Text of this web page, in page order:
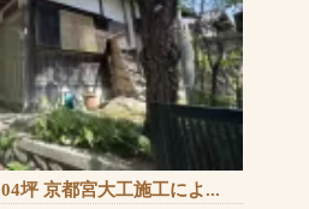
坪 京都宮大工施工によ...